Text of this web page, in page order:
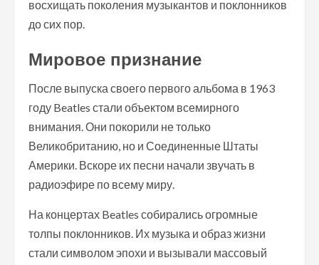
восхищать поколения музыкантов и поклонников
до сих пор.
Мировое признание
После выпуска своего первого альбома в 1963
году Beatles стали объектом всемирного
внимания. Они покорили не только
Великобританию, но и Соединенные Штаты
Америки. Вскоре их песни начали звучать в
радиоэфире по всему миру.
На концертах Beatles собирались огромные
толпы поклонников. Их музыка и образ жизни
стали символом эпохи и вызывали массовый